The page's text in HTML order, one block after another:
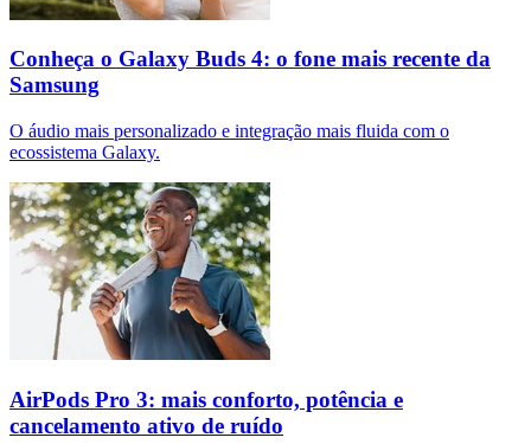
Conheça o Galaxy Buds 4: o fone mais recente da
Samsung
O áudio mais personalizado e integração mais fluida com o
ecossistema Galaxy.
AirPods Pro 3: mais conforto, potência e
cancelamento ativo de ruído